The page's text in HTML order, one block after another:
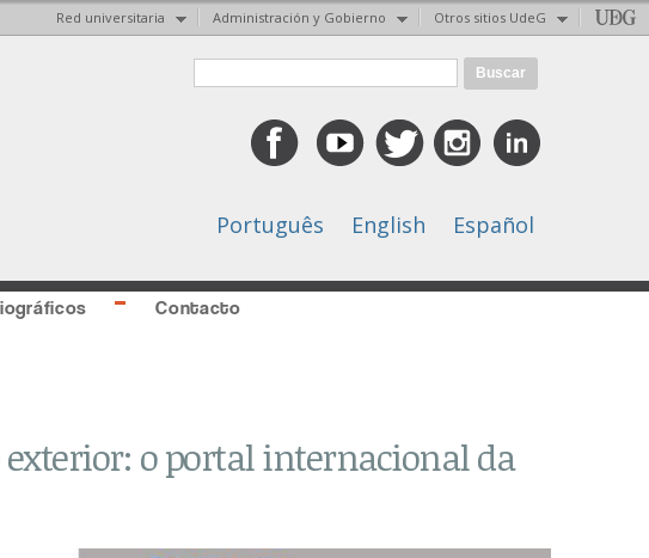
Red universitaria Administración y Gobierno Otros sitios UdeG
Formulario de búsqueda
Português English Español
Contacto
o portal internacional da